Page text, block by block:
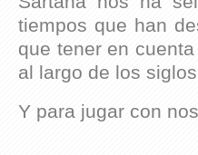
tiempos que han
que tener en
al largo de los
Y para jugar con